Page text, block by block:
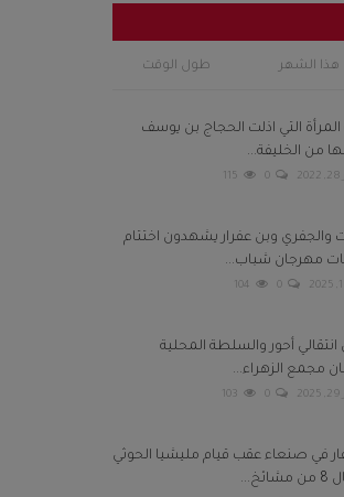
هذا الشهر طول الوقت
التي اذلت الحجاج بن يوسف
من الخليفة...
0
115
والجفري وبن عفرار يشهدون اختتام
مهرجان شباب...
0
104
أحور والسلطة المحلية
مجمع الزهراء...
0
103
في صنعاء عقب قيام مليشيا الحوثي